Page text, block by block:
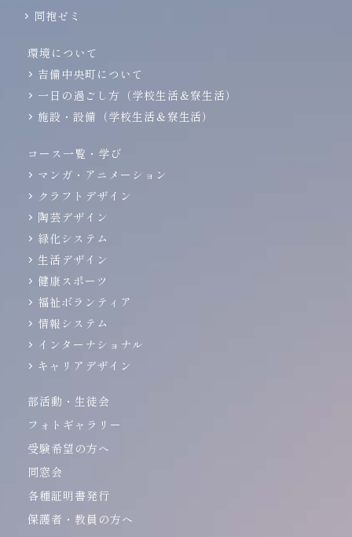
同袍ゼミ
環境について
吉備中央町について
一日の過ごし方（学校生活＆寮生活）
施設・設備（学校生活＆寮生活）
コース一覧・学び
マンガ・アニメーション
クラフトデザイン
陶芸デザイン
緑化システム
生活デザイン
健康スポーツ
福祉ボランティア
情報システム
インターナショナル
キャリアデザイン
部活動・生徒会
フォトギャラリー
受験希望の方へ
同窓会
各種証明書発行
保護者・教員の方へ